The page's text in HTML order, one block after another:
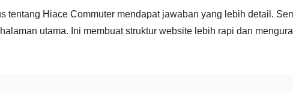
tentang Hiace Commuter mendapat jawaban yang lebih detail.
utama. Ini membuat struktur website lebih rapi dan